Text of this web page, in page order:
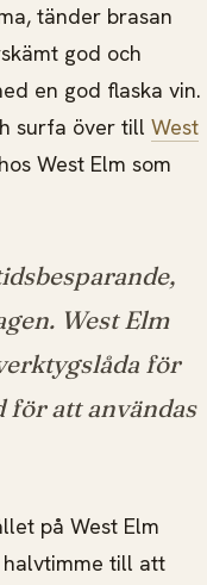
tänder brasan
god och
en god flaska vin.
surfa över till West
West Elm som
West Elm
för
för att användas
på West Elm
halvtimme till att